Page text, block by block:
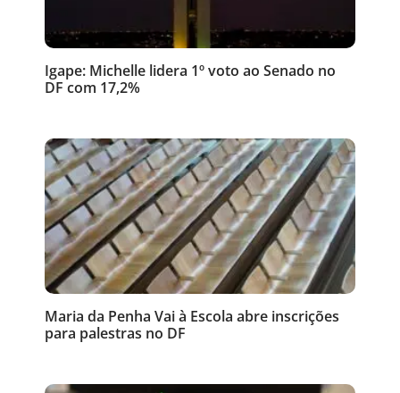
Igape: Michelle lidera 1º voto ao Senado no
DF com 17,2%
Maria da Penha Vai à Escola abre inscrições
para palestras no DF